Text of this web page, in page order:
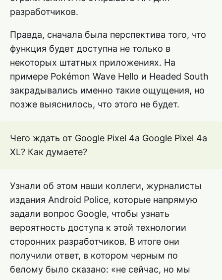
разработчиков.
Правда, сначала была перспектива того, что
функция будет доступна не только в
некоторых штатных приложениях. На
примере Pokémon Wave Hello и Headed South
закрадывались именно такие ощущения, но
позже выяснилось, что этого не будет.
Чего ждать от Google Pixel 4a Google Pixel 4a
XL? Как думаете?
Узнали об этом наши коллеги, журналисты
издания Android Police, которые напрямую
задали вопрос Google, чтобы узнать
вероятность доступа к этой технологии
сторонних разработчиков. В итоге они
получили ответ, в котором черным по
белому было сказано: «не сейчас, но мы